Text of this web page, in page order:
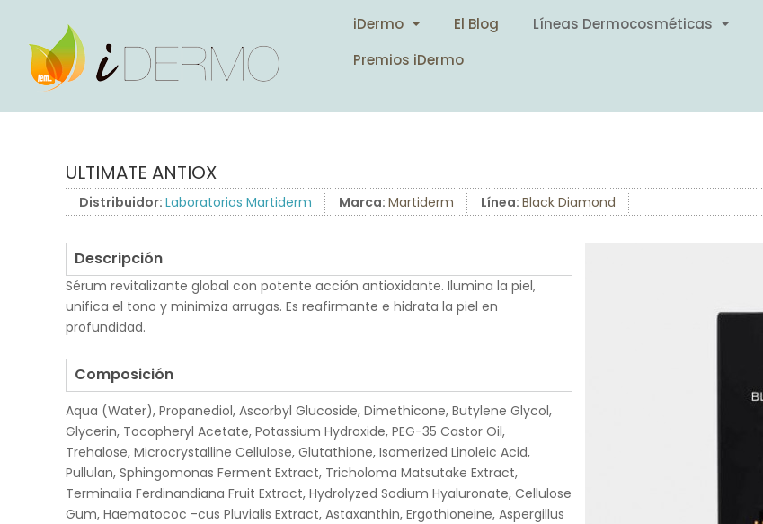
iDermo El Blog Líneas Dermocosméticas
Premios iDermo
ULTIMATE ANTIOX
Distribuidor: Laboratorios Martiderm Marca: Martiderm Línea: Black Diamond
Descripción
Sérum revitalizante global con potente acción antioxidante. Ilumina la piel,
unifica el tono y minimiza arrugas. Es reafirmante e hidrata la piel en
profundidad.
Composición
Aqua (Water), Propanediol, Ascorbyl Glucoside, Dimethicone, Butylene Glycol,
Glycerin, Tocopheryl Acetate, Potassium Hydroxide, PEG-35 Castor Oil,
Trehalose, Microcrystalline Cellulose, Glutathione, Isomerized Linoleic Acid,
Pullulan, Sphingomonas Ferment Extract, Tricholoma Matsutake Extract,
Terminalia Ferdinandiana Fruit Extract, Hydrolyzed Sodium Hyaluronate, Cellulose
Gum, Haematococ -cus Pluvialis Extract, Astaxanthin, Ergothioneine, Aspergillus